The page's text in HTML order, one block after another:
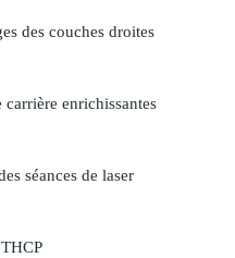
des couches droites
enrichissantes
séances de laser